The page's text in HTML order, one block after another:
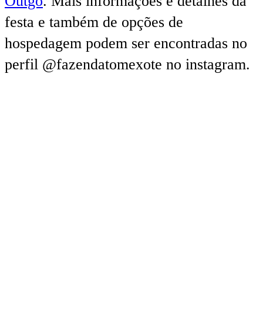
festa e também de opções de
hospedagem podem ser encontradas no
perfil @fazendatomexote no instagram.